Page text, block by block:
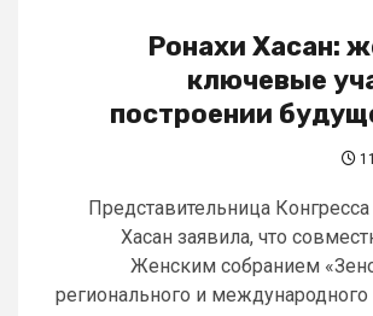
Ронахи Хасан:
ключевые
построении
Представительница
Хасан заявила, что
Женским собранием
регионального и